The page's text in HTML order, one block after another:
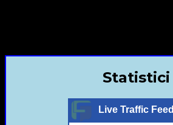
Statistici
Live Traffic Feed